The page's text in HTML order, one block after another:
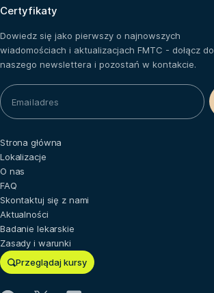
Certyfikaty
Dowiedz się jako pierwszy o najnowszych
wiadomościach i aktualizacjach FMTC - dołącz do
naszego newslettera i pozostań w kontakcie.
Przeglądaj kursy
Strona główna
Lokalizacje
O nas
FAQ
Skontaktuj się z nami
Aktualności
Badanie lekarskie
Zasady i warunki